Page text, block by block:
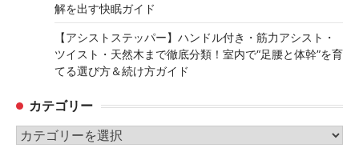
解を出す快眠ガイド
【アシストステッパー】ハンドル付き・筋力アシスト・
ツイスト・天然木まで徹底分類！室内で“足腰と体幹”を育
てる選び方＆続け方ガイド
カテゴリー
カ